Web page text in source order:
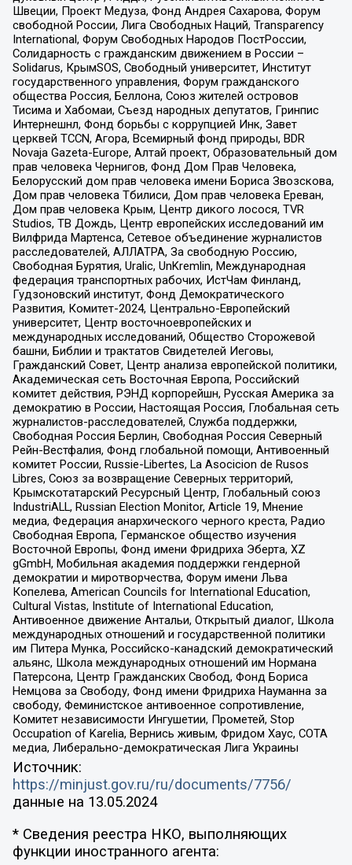
Швеции, Проект Медуза, Фонд Андрея Сахарова, Форум
свободной России, Лига Свободных Наций, Transparеncy
International, Форум Свободных Народов ПостРоссии,
Солидарность с гражданским движением в России –
Solidarus, КрымSOS, Свободный университет, Институт
государственного управления, Форум гражданского
общества Россия, Беллона, Союз жителей островов
Тисима и Хабомаи, Съезд народных депутатов, Гринпис
Интернешнл, Фонд борьбы с коррупцией Инк, Завет
церквей TCCN, Агора, Всемирный фонд природы, BDR
Novaja Gazeta-Europe, Алтай проект, Образовательный дом
прав человека Чернигов, Фонд Дом Прав Человека,
Белорусский дом прав человека имени Бориса Звозскова,
Дом прав человека Тбилиси, Дом прав человека Ереван,
Дом прав человека Крым, Центр дикого лосося, TVR
Studios, ТВ Дождь, Центр европейских исследований им
Вилфрида Мартенса, Сетевое объединение журналистов
расследователей, АЛЛАТРА, За свободную Россию,
Свободная Бурятия, Uralic, UnKremlin, Международная
федерация транспортных рабочих, ИстЧам Финланд,
Гудзоновский институт, Фонд Демократического
Развития, Комитет-2024, Центрально-Европейский
университет, Центр восточноевропейских и
международных исследований, Общество Сторожевой
башни, Библии и трактатов Свидетелей Иеговы,
Гражданский Совет, Центр анализа европейской политики,
Академическая сеть Восточная Европа, Российский
комитет действия, РЭНД корпорейшн, Русская Америка за
демократию в России, Настоящая Россия, Глобальная сеть
журналистов-расследователей, Служба поддержки,
Свободная Россия Берлин, Свободная Россия Северный
Рейн-Вестфалия, Фонд глобальной помощи, Антивоенный
комитет России, Russie-Libertes, La Asocicion de Rusos
Libres, Союз за возвращение Северных территорий,
Крымскотатарский Ресурсный Центр, Глобальный союз
IndustriALL, Russian Election Monitor, Article 19, Мнение
медиа, Федерация анархического черного креста, Радио
Свободная Европа, Германское общество изучения
Восточной Европы, Фонд имени Фридриха Эберта, XZ
gGmbH, Мобильная академия поддержки гендерной
демократии и миротворчества, Форум имени Льва
Копелева, American Councils for International Education,
Cultural Vistas, Institute of International Education,
Антивоенное движение Антальи, Открытый диалог, Школа
международных отношений и государственной политики
им Питера Мунка, Российско-канадский демократический
альянс, Школа международных отношений им Нормана
Патерсона, Центр Гражданских Свобод, Фонд Бориса
Немцова за Свободу, Фонд имени Фридриха Науманна за
свободу, Феминистское антивоенное сопротивление,
Комитет независимости Ингушетии, Прометей, Stop
Occupation of Karelia, Вернись живым, Фридом Хаус, СОТА
медиа, Либерально-демократическая Лига Украины
Источник:
https://minjust.gov.ru/ru/documents/7756/
данные на 13.05.2024
* Сведения реестра НКО, выполняющих
функции иностранного агента: